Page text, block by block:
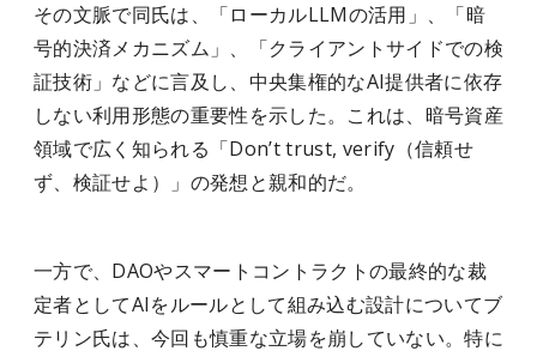
その文脈で同氏は、「ローカルLLMの活用」、「暗
号的決済メカニズム」、「クライアントサイドでの検
証技術」などに言及し、中央集権的なAI提供者に依存
しない利用形態の重要性を示した。これは、暗号資産
領域で広く知られる「Don’t trust, verify（信頼せ
ず、検証せよ）」の発想と親和的だ。
一方で、DAOやスマートコントラクトの最終的な裁
定者としてAIをルールとして組み込む設計についてブ
テリン氏は、今回も慎重な立場を崩していない。特に